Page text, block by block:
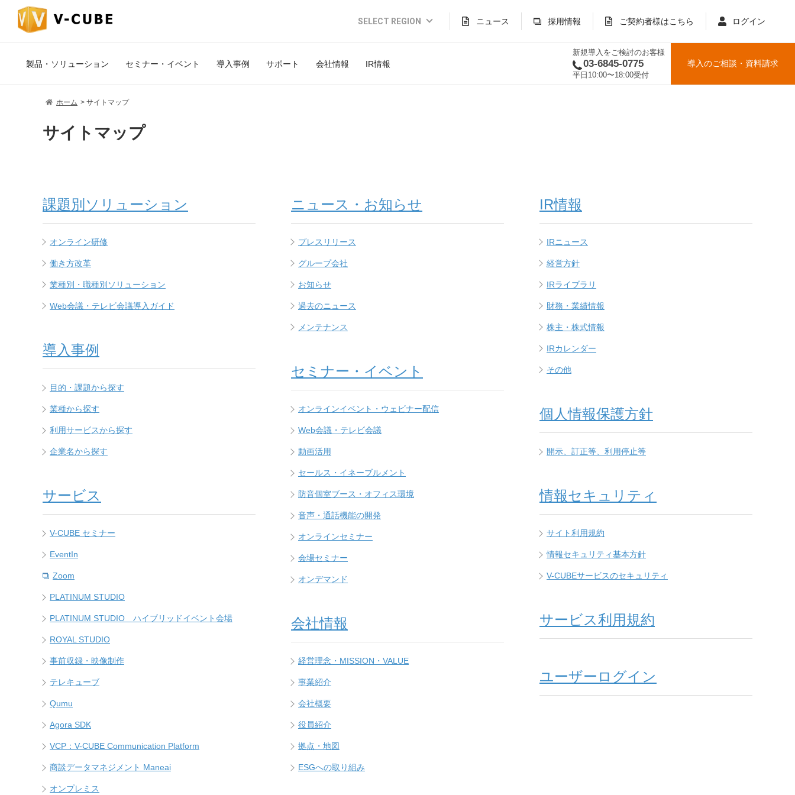
SELECT REGION
Global Website (English)
JAPAN (日本語)
ニュース 採用情報 ご契約者様はこちら ログイン
製品・ソリューション セミナー・イベント 導入事例 サポート 会社情報 IR情報
新規導入をご検討のお客様
03-6845-0775
平日10:00〜18:00受付
導入のご相談 ・ 資料請求
ホーム サイトマップ
サイトマップ
課題別ソリューション
オンライン研修
働き方改革
業種別・職種別ソリューション
Web会議・テレビ会議導入ガイド
導入事例
目的・課題から探す
業種から探す
利用サービスから探す
企業名から探す
サービス
V-CUBE セミナー
EventIn
Zoom
PLATINUM STUDIO
PLATINUM STUDIO ハイブリッドイベント会場
ROYAL STUDIO
事前収録・映像制作
テレキューブ
Qumu
Agora SDK
VCP：V-CUBE Communication Platform
商談データマネジメント Maneai
オンプレミス
ニュース・お知らせ
プレスリリース
グループ会社
お知らせ
過去のニュース
メンテナンス
セミナー・イベント
オンラインイベント・ウェビナー配信
Web会議・テレビ会議
動画活用
セールス・イネーブルメント
防音個室ブース・オフィス環境
音声・通話機能の開発
オンラインセミナー
会場セミナー
オンデマンド
会社情報
経営理念・MISSION・VALUE
事業紹介
会社概要
役員紹介
拠点・地図
ESGへの取り組み
IR情報
IRニュース
経営方針
IRライブラリ
財務・業績情報
株主・株式情報
IRカレンダー
その他
個人情報保護方針
開示、訂正等、利用停止等
情報セキュリティ
サイト利用規約
情報セキュリティ基本方針
V-CUBEサービスのセキュリティ
サービス利用規約
ユーザーログイン